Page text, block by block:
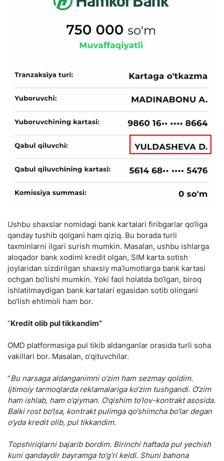
Ushbu shaxslar nomidagi bank kartalari firibgarlar qo‘liga
qanday tushib qolgani ham qiziq. Bu borada turli
taxminlarni ilgari surish mumkin. Masalan, ushbu ishlarga
aloqador bank xodimi kredit olgan, SIM karta sotish
joylaridan sizdirilgan shaxsiy ma’lumotlarga bank kartasi
ochgan bo‘lishi mumkin. Yoki faol holatda bo‘lgan, biroq
ishlatilmaydigan bank kartalari egasidan sotib olingani
bo‘lish ehtimoli ham bor.
“Kredit olib pul tikkandim”
OMD platformasiga pul tikib aldanganlar orasida turli soha
vakillari bor. Masalan, o‘qituvchilar.
“Bu narsaga aldanganimni o‘zim ham sezmay qoldim.
Ijtimoiy tarmoqlarda reklamalariga ko‘zim tushgandi. O‘zim
ham ishlab, ham o‘qiyman. O‘qishim to‘lov-kontrakt asosida.
Balki rost bo‘lsa, kontrakt pulimga qo‘shimcha bo‘lar degan
o‘yda kredit olib, pul tikkandim.
Topshiriqlarni bajarib bordim. Birinchi haftada pul yechish
kuni qandaydir bayramga to‘g‘ri keldi. Shuni bahona